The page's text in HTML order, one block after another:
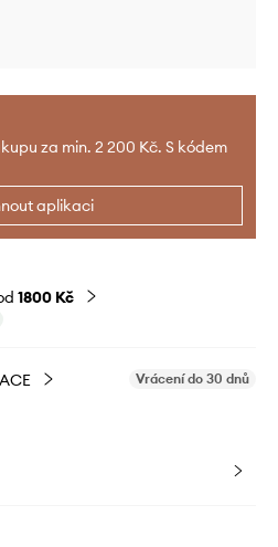
za min. 2 200 Kč. S kódem
aplikaci
1800 Kč
Vrácení do 30 dnů